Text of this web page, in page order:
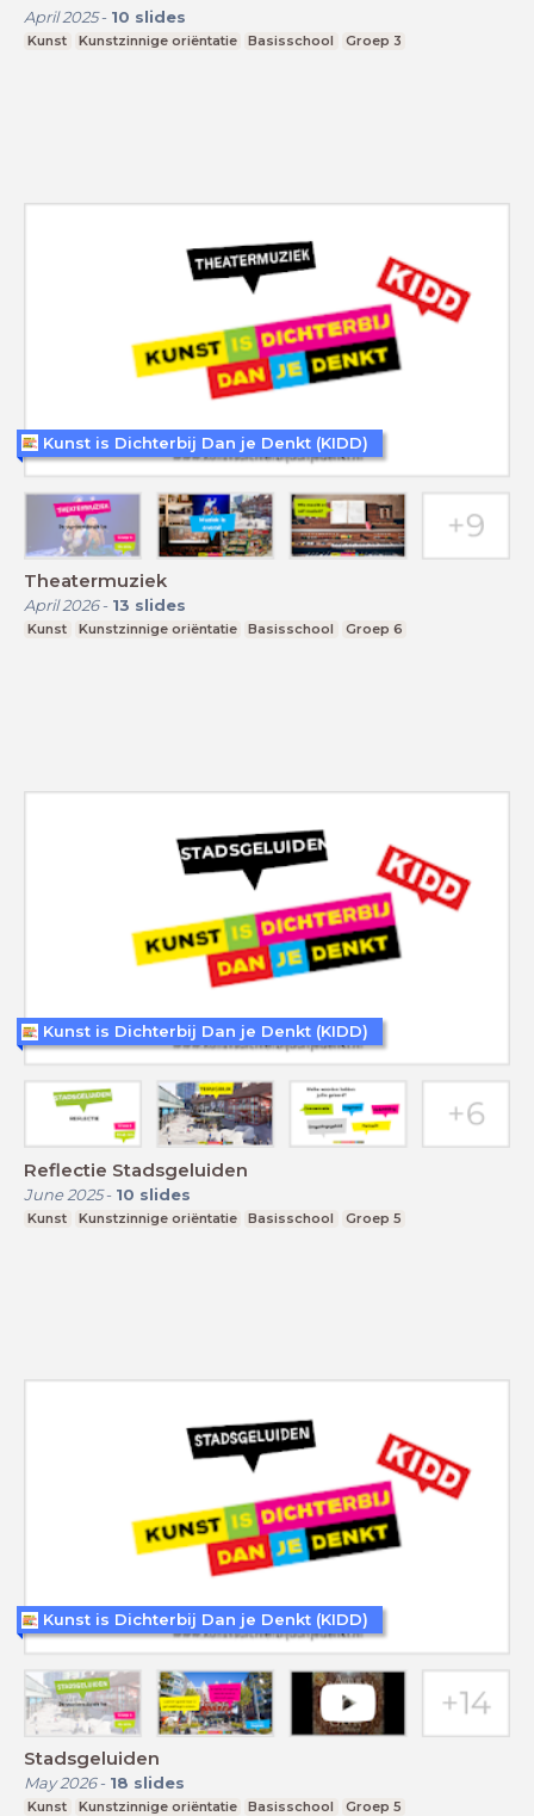
April 2025- 10 slides
Kunst Kunstzinnige oriëntatie Basisschool Groep 3
Theatermuziek
April 2026- 13 slides
Kunst Kunstzinnige oriëntatie Basisschool Groep 6
Kunst is Dichterbij Dan je Denkt (KIDD)
Reflectie Stadsgeluiden
June 2025- 10 slides
Kunst Kunstzinnige oriëntatie Basisschool Groep 5
Kunst is Dichterbij Dan je Denkt (KIDD)
Stadsgeluiden
May 2026- 18 slides
Kunst Kunstzinnige oriëntatie Basisschool Groep 5
Kunst is Dichterbij Dan je Denkt (KIDD)